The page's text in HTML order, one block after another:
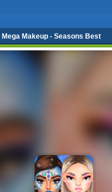
Mega Makeup - Seasons Best